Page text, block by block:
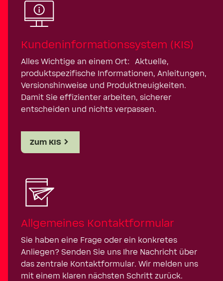
Kundeninformationssystem (KIS)
Alles Wichtige an einem Ort: Aktuelle,
produktspezifische Informationen, Anleitungen,
Versionshinweise und Produktneuigkeiten.
Damit Sie effizienter arbeiten, sicherer
entscheiden und nichts verpassen.
Zum KIS
Allgemeines Kontaktformular
Sie haben eine Frage oder ein konkretes
Anliegen? Senden Sie uns Ihre Nachricht über
das zentrale Kontaktformular. Wir melden uns
mit einem klaren nächsten Schritt zurück.